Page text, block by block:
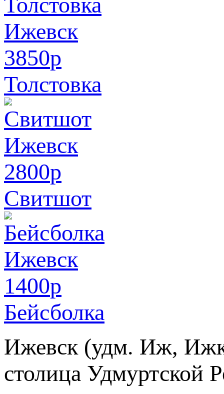
3850p
Толстовка
2800p
Свитшот
1400p
Бейсболка
Ижевск (удм. Иж,
столица Удмуртской